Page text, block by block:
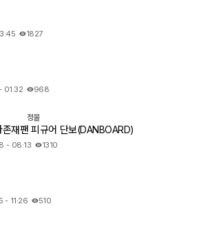
1827
01:32 968
정물
재팬 피규어 단보(DANBOARD)
- 08:13 1310
- 11:26 510